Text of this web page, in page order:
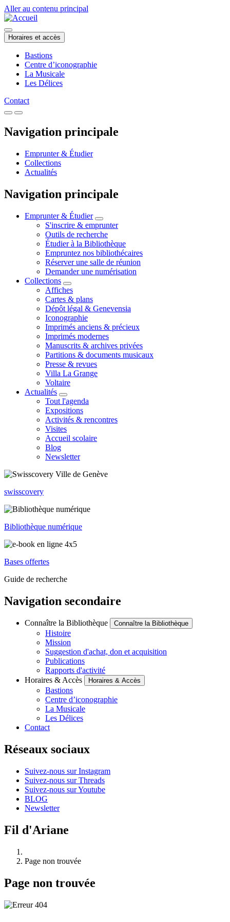
Aller au contenu principal
Horaires et accès
Bastions
Centre d’iconographie
La Musicale
Les Délices
Contact
Navigation principale
Emprunter & Étudier
Collections
Actualités
Navigation principale
Emprunter & Étudier
S'inscrire & emprunter
Outils de recherche
Étudier à la Bibliothèque
Empruntez nos bibliothécaires
Réserver une salle de réunion
Demander une numérisation
Collections
Affiches
Cartes & plans
Dépôt légal & Genevensia
Iconographie
Imprimés anciens & précieux
Imprimés modernes
Manuscrits & archives privées
Partitions & documents musicaux
Presse & revues
Villa La Grange
Voltaire
Actualités
Tout l'agenda
Expositions
Activités & rencontres
Visites
Accueil scolaire
Blog
Newsletter
swisscovery
Bibliothèque numérique
Bases offertes
Guide de recherche
Navigation secondaire
Connaître la Bibliothèque Connaître la Bibliothèque
Histoire
Mission
Suggestion d'achat, don et acquisition
Publications
Rapports d'activité
Horaires & Accès
Horaires & Accès
Bastions
Centre d’iconographie
La Musicale
Les Délices
Contact
Réseaux sociaux
Suivez-nous sur Instagram
Suivez-nous sur Threads
Suivez-nous sur Youtube
BLOG
Newsletter
Fil d'Ariane
Page non trouvée
Page non trouvée